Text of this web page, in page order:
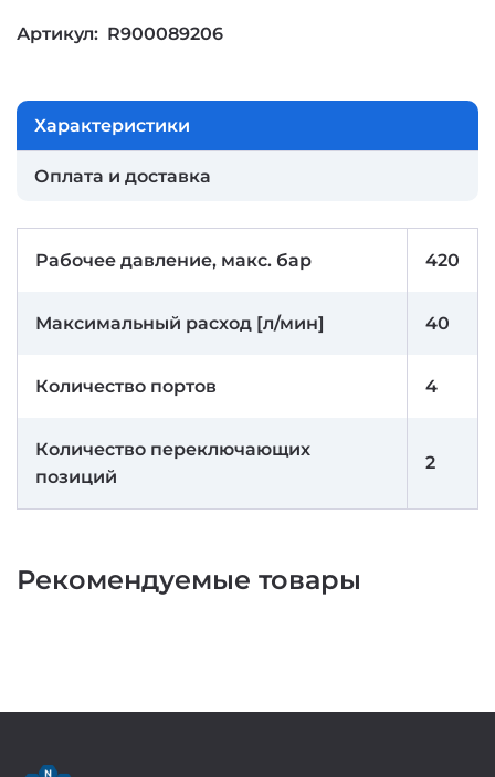
Артикул: R900089206
Характеристики
Оплата и доставка
Рабочее давление, макс. бар 420
Максимальный расход [л/мин] 40
Количество портов 4
Количество переключающих
позиций
2
Рекомендуемые товары